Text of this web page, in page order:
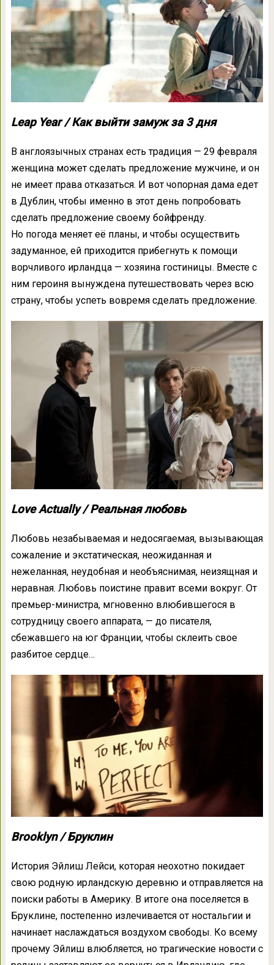
Leap Year / Как выйти замуж за 3 дня
В англоязычных странах есть традиция — 29 февраля
женщина может сделать предложение мужчине, и он
не имеет права отказаться. И вот чопорная дама едет
в Дублин, чтобы именно в этот день попробовать
сделать предложение своему бойфренду.
Но погода меняет её планы, и чтобы осуществить
задуманное, ей приходится прибегнуть к помощи
ворчливого ирландца — хозяина гостиницы. Вместе с
ним героиня вынуждена путешествовать через всю
страну, чтобы успеть вовремя сделать предложение.
Love Actually / Реальная любовь
Любовь незабываемая и недосягаемая, вызывающая
сожаление и экстатическая, неожиданная и
нежеланная, неудобная и необъяснимая, неизящная и
неравная. Любовь поистине правит всеми вокруг. От
премьер-министра, мгновенно влюбившегося в
сотрудницу своего аппарата, — до писателя,
сбежавшего на юг Франции, чтобы склеить свое
разбитое сердце…
Brooklyn / Бруклин
История Эйлиш Лейси, которая неохотно покидает
свою родную ирландскую деревню и отправляется на
поиски работы в Америку. В итоге она поселяется в
Бруклине, постепенно излечивается от ностальгии и
начинает наслаждаться воздухом свободы. Ко всему
прочему Эйлиш влюбляется, но трагические новости с